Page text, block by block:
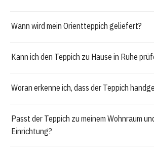
Wann wird mein Orientteppich geliefert?
Kann ich den Teppich zu Hause in Ruhe
Woran erkenne ich, dass der Teppich
Passt der Teppich zu meinem Wohnraum
Einrichtung?